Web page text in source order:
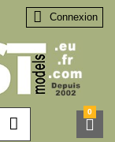

 Connexion

0